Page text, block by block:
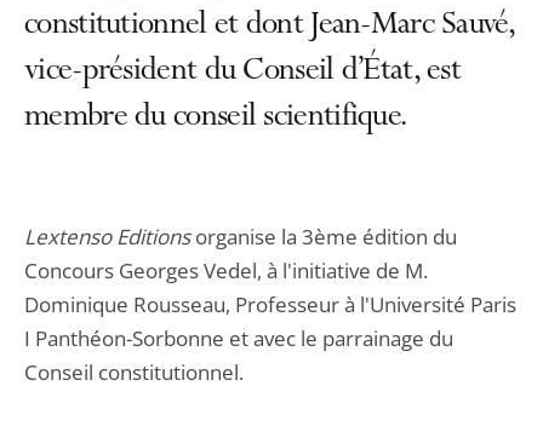
constitutionnel et dont Jean-Marc Sauvé,
vice-président du Conseil d’État, est
membre du conseil scientifique.
Lextenso Editionsorganise la 3ème édition du
Concours Georges Vedel, à l'initiative de M.
Dominique Rousseau, Professeur à l'Université Paris
I Panthéon-Sorbonne et avec le parrainage du
Conseil constitutionnel.